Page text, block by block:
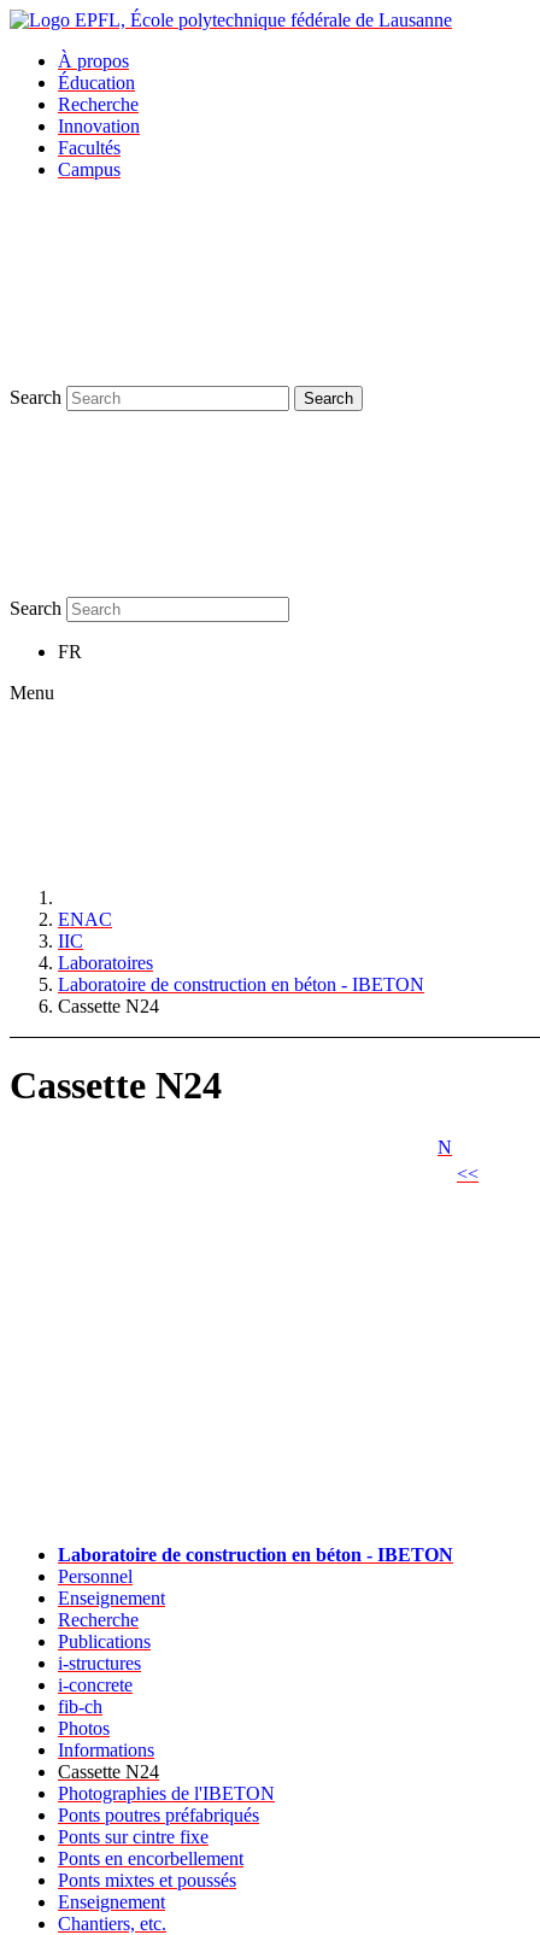
À propos
Éducation
Recherche
Innovation
Facultés
Campus
Search Search
Search
FR
Menu
ENAC
IIC
Laboratoires
Laboratoire de construction en béton - IBETON
Cassette N24
Cassette N24
N
<<
Laboratoire de construction en béton - IBETON
Personnel
Enseignement
Recherche
Publications
i-structures
i-concrete
fib-ch
Photos
Informations
Cassette N24
Photographies de l'IBETON
Ponts poutres préfabriqués
Ponts sur cintre fixe
Ponts en encorbellement
Ponts mixtes et poussés
Enseignement
Chantiers, etc.